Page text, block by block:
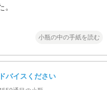
小瓶の中の手紙を読む
バイスください